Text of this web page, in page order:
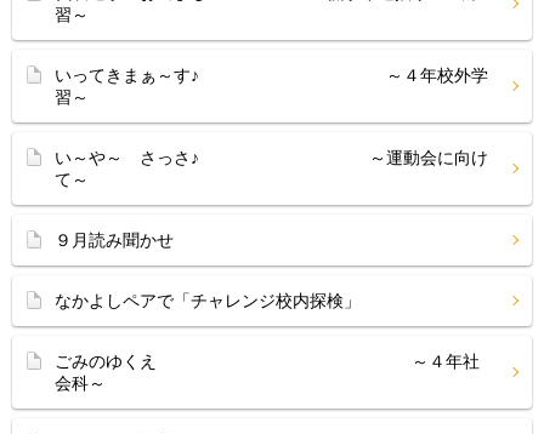
習～
いってきまぁ～す♪ ～４年校外学
習～
い～や～ さっさ♪ ～運動会に向け
て～
９月読み聞かせ
なかよしペアで「チャレンジ校内探検」
ごみのゆくえ ～４年社
会科～